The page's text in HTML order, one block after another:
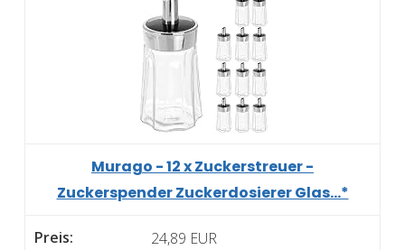
Murago - 12 x Zuckerstreuer -
Zuckerspender Zuckerdosierer Glas...*
24,89 EUR